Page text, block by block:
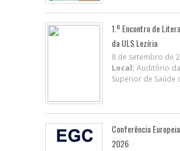
1.º Encontro de
da ULS Lezíria
8 de setembro de
Local: Auditório
Superior de Saúde
Conferência
2026